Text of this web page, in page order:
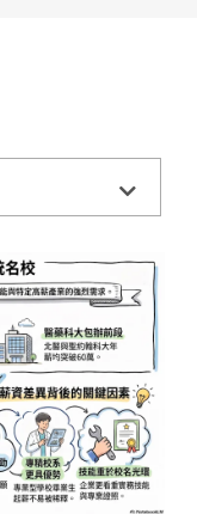
招生訊息
成果與榮耀